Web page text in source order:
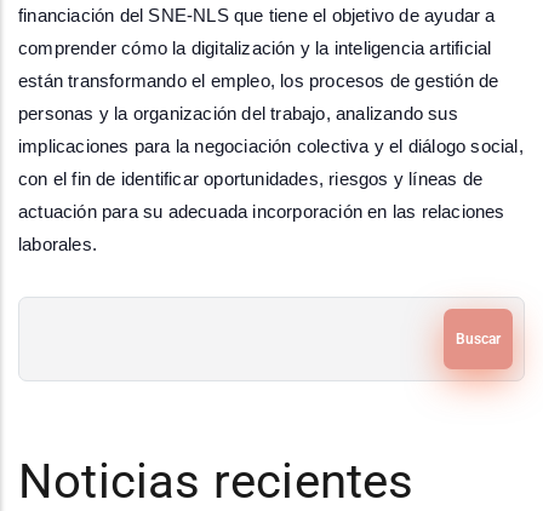
financiación del SNE-NLS que tiene el objetivo de ayudar a
comprender cómo la digitalización y la inteligencia artificial
están transformando el empleo, los procesos de gestión de
personas y la organización del trabajo, analizando sus
implicaciones para la negociación colectiva y el diálogo social,
con el fin de identificar oportunidades, riesgos y líneas de
actuación para su adecuada incorporación en las relaciones
laborales.
Noticias recientes